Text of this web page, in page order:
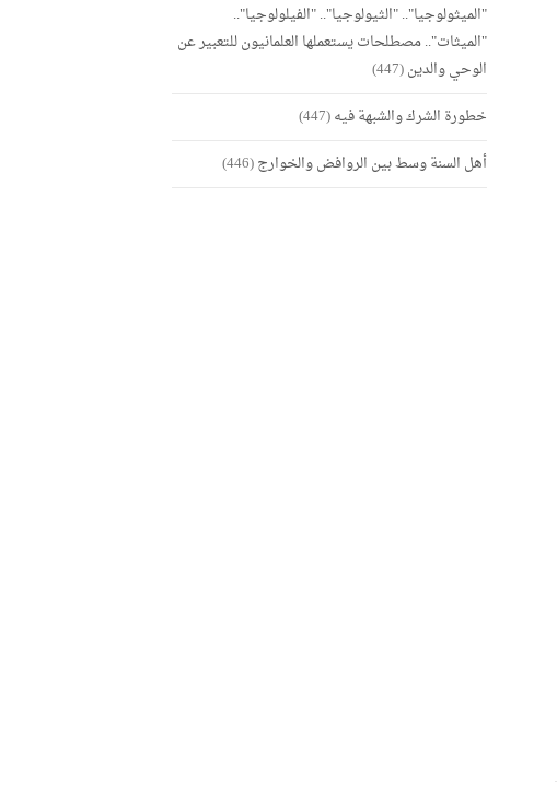
"الميثولوجيا".. "الثيولوجيا".. "الفيلولوجيا"..
"الميثات".. مصطلحات يستعملها العلمانيون للتعبير عن
الوحي والدين(447)
خطورة الشرك والشبهة فيه(447)
أهل السنة وسط بين الروافض والخوارج(446)